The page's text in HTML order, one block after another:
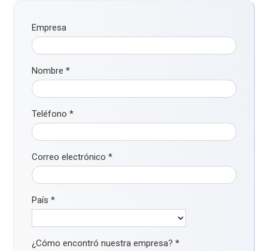
Empresa
Nombre*
Teléfono*
Correo electrónico*
País*
¿Cómo encontró nuestra empresa?*